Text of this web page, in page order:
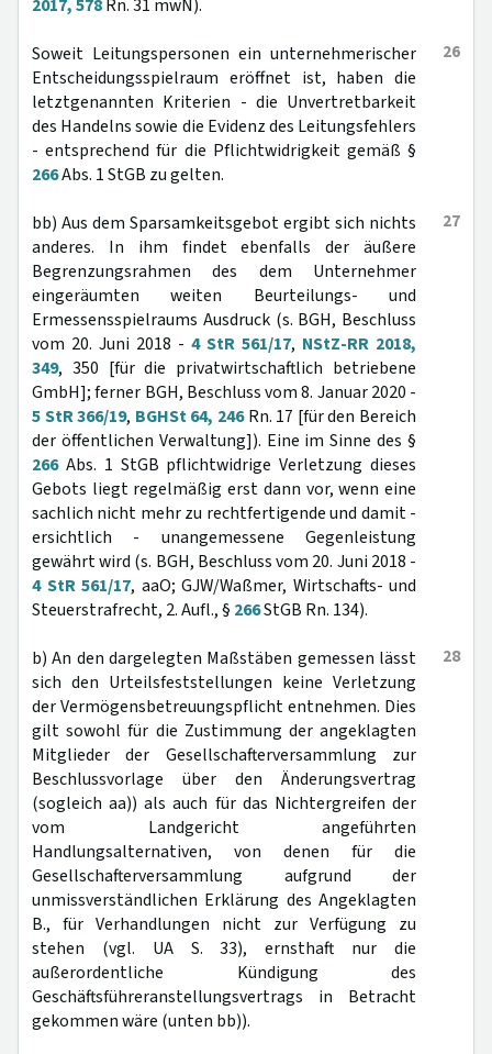
2017, 578Rn. 31 mwN).
26
Soweit Leitungspersonen ein unternehmerischer
Entscheidungsspielraum eröffnet ist, haben die
letztgenannten Kriterien - die Unvertretbarkeit
des Handelns sowie die Evidenz des Leitungsfehlers
- entsprechend für die Pflichtwidrigkeit gemäß §
266Abs. 1 StGB zu gelten.
27
bb) Aus dem Sparsamkeitsgebot ergibt sich nichts
anderes. In ihm findet ebenfalls der äußere
Begrenzungsrahmen des dem Unternehmer
eingeräumten weiten Beurteilungs- und
Ermessensspielraums Ausdruck (s. BGH, Beschluss
vom 20. Juni 2018 - 4 StR 561/17, NStZ-RR 2018,
349, 350 [für die privatwirtschaftlich betriebene
GmbH]; ferner BGH, Beschluss vom 8. Januar 2020 -
5 StR 366/19, BGHSt 64, 246Rn. 17 [für den Bereich
der öffentlichen Verwaltung]). Eine im Sinne des §
266Abs. 1 StGB pflichtwidrige Verletzung dieses
Gebots liegt regelmäßig erst dann vor, wenn eine
sachlich nicht mehr zu rechtfertigende und damit -
ersichtlich - unangemessene Gegenleistung
gewährt wird (s. BGH, Beschluss vom 20. Juni 2018 -
4 StR 561/17, aaO; GJW/Waßmer, Wirtschafts- und
Steuerstrafrecht, 2. Aufl., § 266StGB Rn. 134).
28
b) An den dargelegten Maßstäben gemessen lässt
sich den Urteilsfeststellungen keine Verletzung
der Vermögensbetreuungspflicht entnehmen. Dies
gilt sowohl für die Zustimmung der angeklagten
Mitglieder der Gesellschafterversammlung zur
Beschlussvorlage über den Änderungsvertrag
(sogleich aa)) als auch für das Nichtergreifen der
vom Landgericht angeführten
Handlungsalternativen, von denen für die
Gesellschafterversammlung aufgrund der
unmissverständlichen Erklärung des Angeklagten
B., für Verhandlungen nicht zur Verfügung zu
stehen (vgl. UA S. 33), ernsthaft nur die
außerordentliche Kündigung des
Geschäftsführeranstellungsvertrags in Betracht
gekommen wäre (unten bb)).